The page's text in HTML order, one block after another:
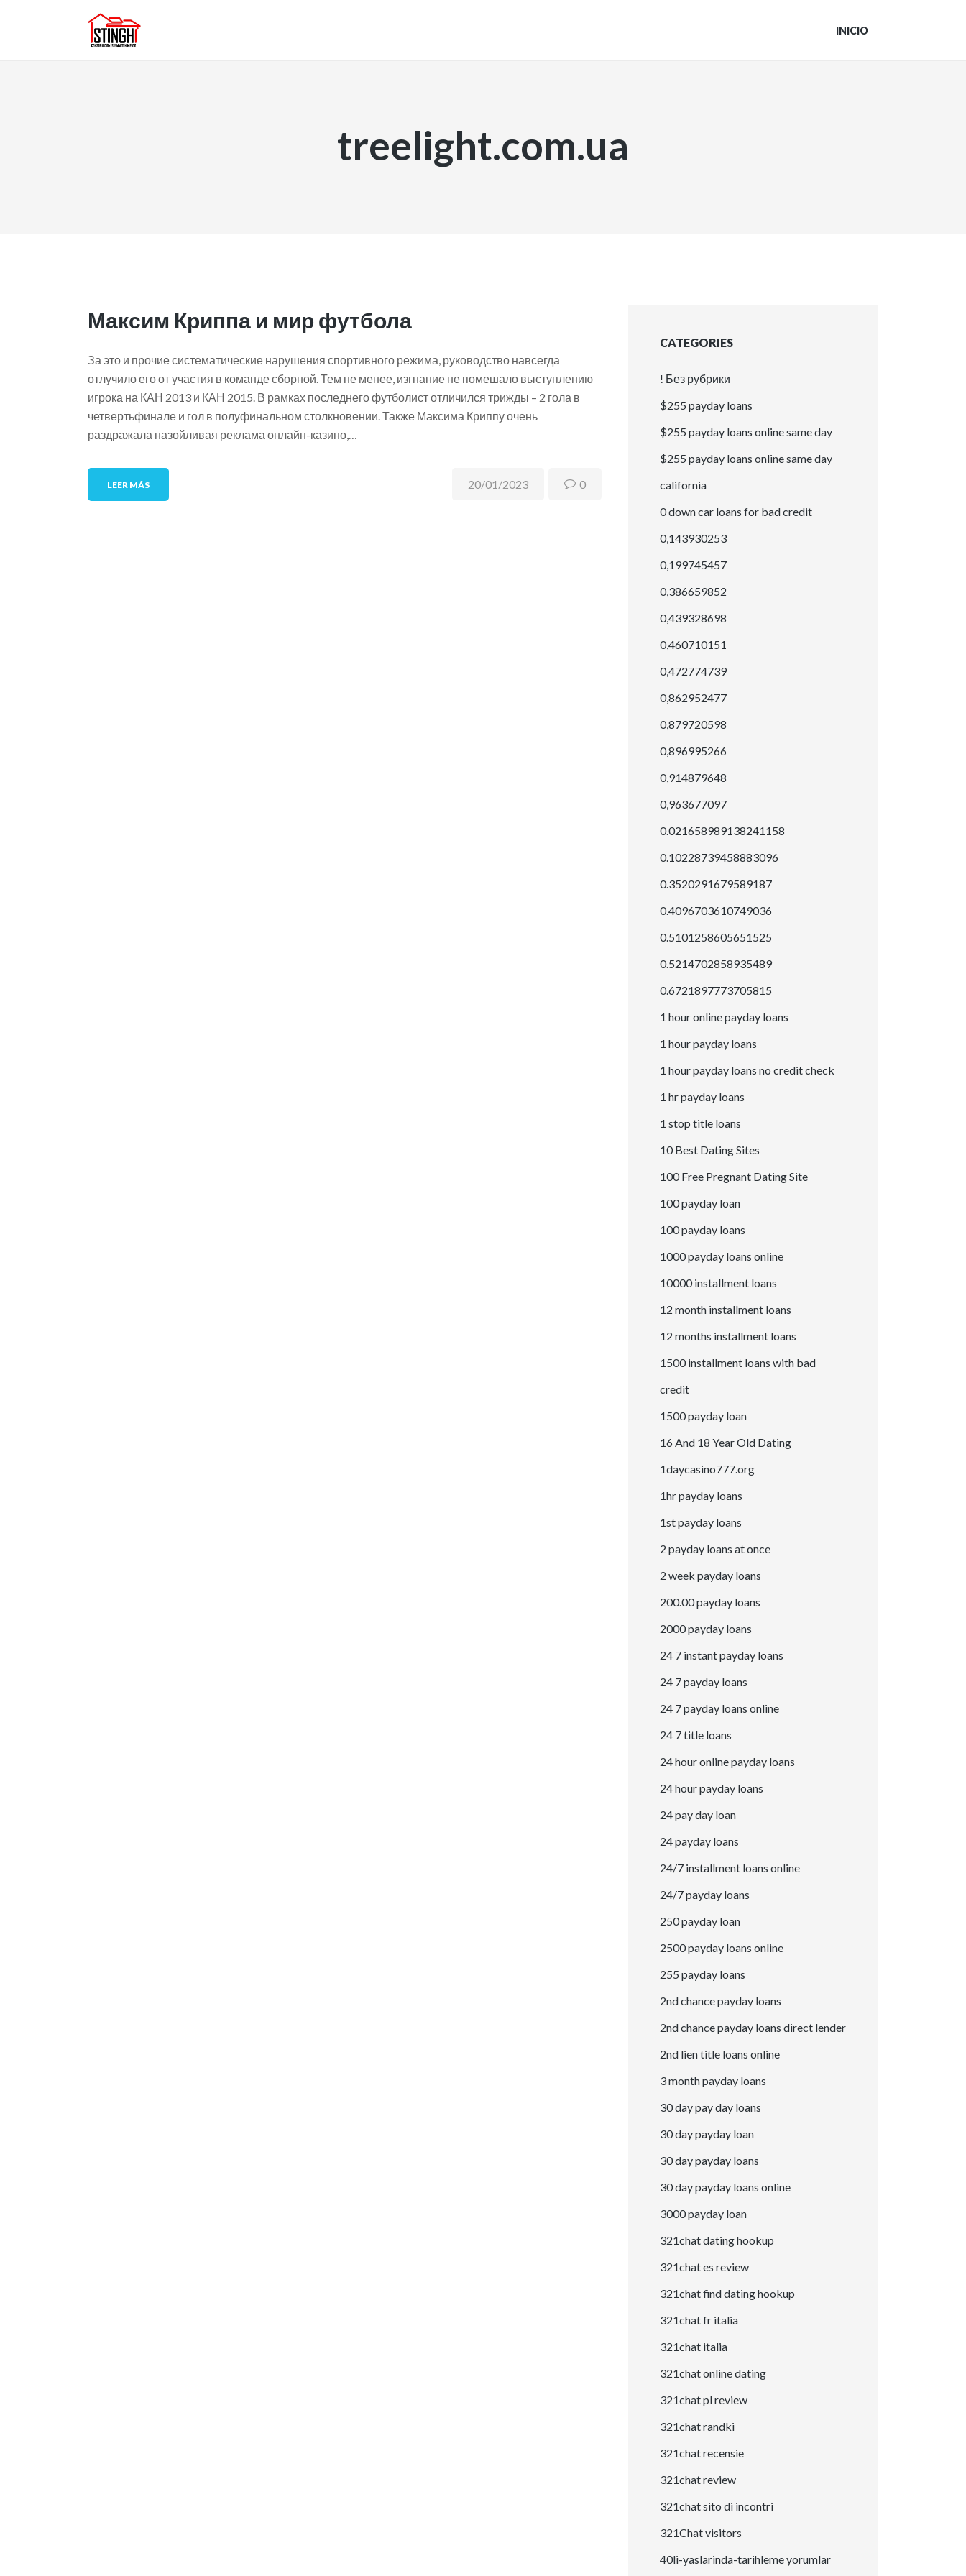
INICIO
treelight.com.ua
Максим Криппа и мир футбола
За это и прочие систематические нарушения спортивного режима, руководство навсегда
отлучило его от участия в команде сборной. Тем не менее, изгнание не помешало выступлению
игрока на КАН 2013 и КАН 2015. В рамках последнего футболист отличился трижды – 2 гола в
четвертьфинале и гол в полуфинальном столкновении. Также Максима Криппу очень
раздражала назойливая реклама онлайн-казино,…
LEER MÁS 20/01/2023 0
CATEGORIES
! Без рубрики
$255 payday loans
$255 payday loans online same day
$255 payday loans online same day
california
0 down car loans for bad credit
0,143930253
0,199745457
0,386659852
0,439328698
0,460710151
0,472774739
0,862952477
0,879720598
0,896995266
0,914879648
0,963677097
0.021658989138241158
0.10228739458883096
0.3520291679589187
0.4096703610749036
0.5101258605651525
0.5214702858935489
0.6721897773705815
1 hour online payday loans
1 hour payday loans
1 hour payday loans no credit check
1 hr payday loans
1 stop title loans
10 Best Dating Sites
100 Free Pregnant Dating Site
100 payday loan
100 payday loans
1000 payday loans online
10000 installment loans
12 month installment loans
12 months installment loans
1500 installment loans with bad
credit
1500 payday loan
16 And 18 Year Old Dating
1daycasino777.org
1hr payday loans
1st payday loans
2 payday loans at once
2 week payday loans
200.00 payday loans
2000 payday loans
24 7 instant payday loans
24 7 payday loans
24 7 payday loans online
24 7 title loans
24 hour online payday loans
24 hour payday loans
24 pay day loan
24 payday loans
24/7 installment loans online
24/7 payday loans
250 payday loan
2500 payday loans online
255 payday loans
2nd chance payday loans
2nd chance payday loans direct lender
2nd lien title loans online
3 month payday loans
30 day pay day loans
30 day payday loan
30 day payday loans
30 day payday loans online
3000 payday loan
321chat dating hookup
321chat es review
321chat find dating hookup
321chat fr italia
321chat italia
321chat online dating
321chat pl review
321chat randki
321chat recensie
321chat review
321chat sito di incontri
321Chat visitors
40li-yaslarinda-tarihleme yorumlar